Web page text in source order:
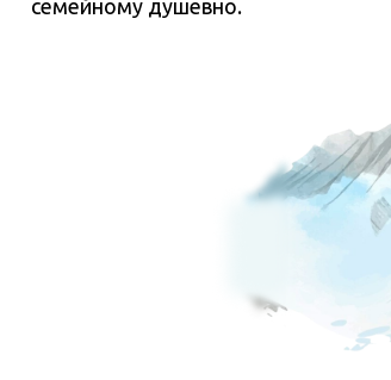
семейному душевно.